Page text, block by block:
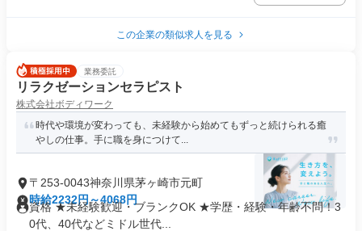
この企業の類似求人を見る
業務委託
リラクゼーションセラピスト
株式会社ボディワーク
時代や環境が変わっても、未経験から始めてもずっと続けられる癒
やしの仕事。手に職を身につけて...
〒253-0043神奈川県茅ヶ崎市元町
時給2232円～4068円
資格 ★未経験歓迎・ブランクOK ★学歴・経験・年齢不問！3
0代、40代などミドル世代...